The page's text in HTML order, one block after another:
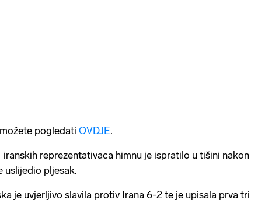
pogledati OVDJE.
iranskih reprezentativaca himnu je ispratilo u tišini nakon
uslijedio pljesak.
je uvjerljivo slavila protiv Irana 6-2 te je upisala prva tri